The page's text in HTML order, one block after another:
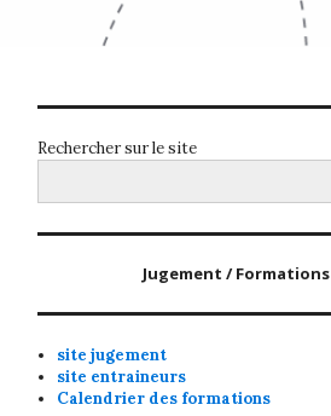
Rechercher sur le site
Jugement / Formations
site jugement
site entraineurs
Calendrier des formations